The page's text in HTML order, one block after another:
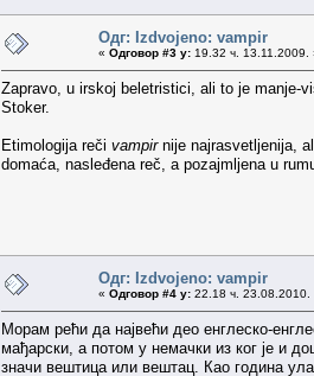
Одг: Izdvojeno: vampir
« Одговор #3 у: 19.32 ч. 13.11.2009.
Zapravo, u irskoj beletristici, ali to je manje-
Stoker.
Etimologija reči vampirnije najrasvetljenija,
domaća, nasleđena reč, a pozajmljena u
Одг: Izdvojeno: vampir
« Одговор #4 у: 22.18 ч. 23.08.2010.
Морам рећи да највећи део енглеско-
мађарски, а потом у немачки из ког је и
значи вештица или вештац. Као година